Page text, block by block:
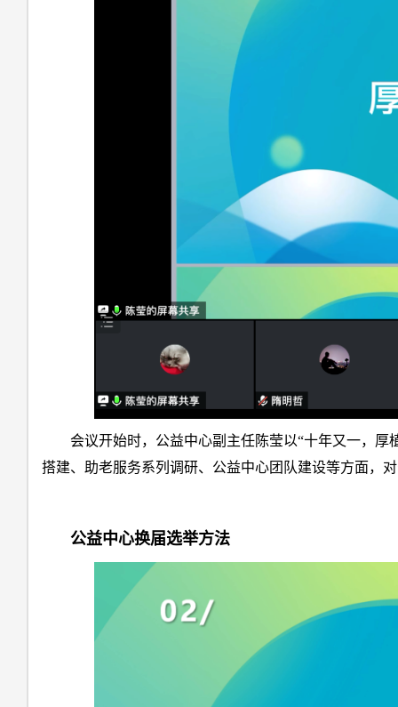
会议开始时，公益中心副主任陈莹以“十年又一，
搭建、助老服务系列调研、公益中心团队建设等方面，
公益中心换届选举方法